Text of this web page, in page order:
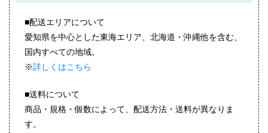
■配送エリアについて
愛知県を中心とした東海エリア、北海道・沖縄他を含む、
国内すべての地域。
※詳しくはこちら
■送料について
商品・規格・個数によって、配送方法・送料が異なりま
す。